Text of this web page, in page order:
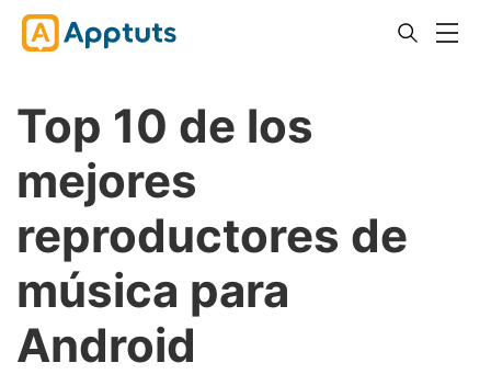
Top 10 de los
mejores
reproductores de
música para
Android